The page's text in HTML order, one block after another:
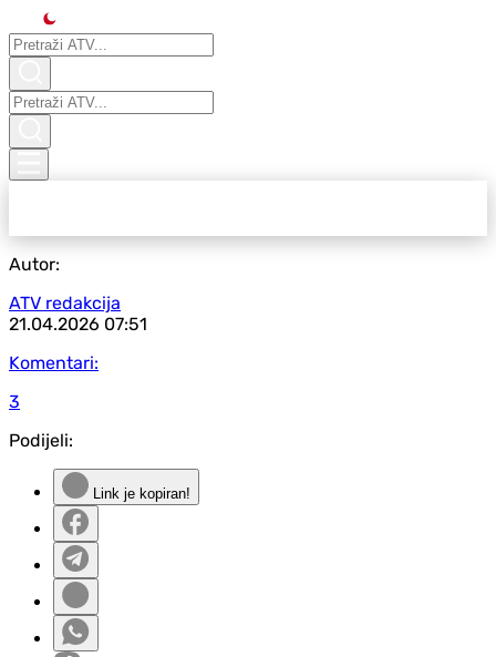
Autor:
ATV redakcija
21.04.2026 07:51
Komentari:
3
Podijeli:
Link je kopiran!